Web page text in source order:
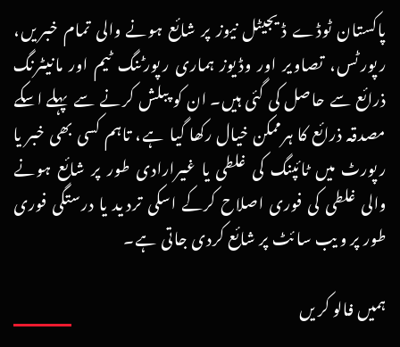
پاکستان ٹوڈے ڈیجیٹل نیوز پر شائع ہونے والی تمام خبریں،
رپورٹس، تصاویر اور وڈیوز ہماری رپورٹنگ ٹیم اور مانیٹرنگ
ذرائع سے حاصل کی گئی ہیں۔ ان کو پبلش کرنے سے پہلے اسکے
مصدقہ ذرائع کا ہرممکن خیال رکھا گیا ہے، تاہم کسی بھی خبر یا
رپورٹ میں ٹائپنگ کی غلطی یا غیرارادی طور پر شائع ہونے
والی غلطی کی فوری اصلاح کرکے اسکی تردید یا درستگی فوری
طور پر ویب سائٹ پر شائع کردی جاتی ہے۔
ہمیں فالو کریں